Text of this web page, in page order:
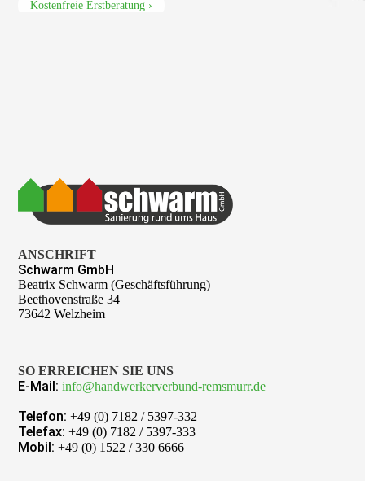
Kostenfreie Erstberatung ›
ANSCHRIFT
Schwarm GmbH
Beatrix Schwarm (Geschäftsführung)
Beethovenstraße 34
73642 Welzheim
SO ERREICHEN SIE UNS
E-Mail: info@handwerkerverbund-remsmurr.de
Telefon: +49 (0) 7182 / 5397-332
Telefax: +49 (0) 7182 / 5397-333
Mobil: +49 (0) 1522 / 330 6666